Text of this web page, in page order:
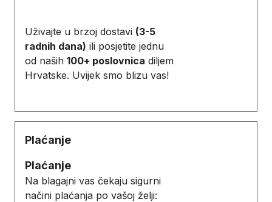
Uživajte u brzoj dostavi (3-5
radnih dana) ili posjetite jednu
od naših 100+ poslovnica diljem
Hrvatske. Uvijek smo blizu vas!
Plaćanje
Plaćanje
Na blagajni vas čekaju sigurni
načini plaćanja po vašoj želji: